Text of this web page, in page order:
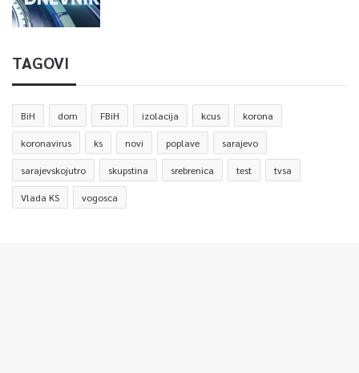
TAGOVI
BiH dom FBiH izolacija kcus korona
koronavirus ks novi poplave sarajevo
sarajevskojutro skupstina srebrenica test tvsa
Vlada KS vogosca